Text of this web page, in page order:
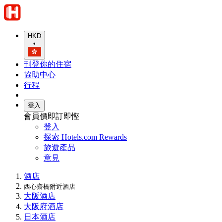
HKD
•
刊登你的住宿
協助中心
行程
登入
會員價即訂即慳
登入
探索 Hotels.com Rewards
旅遊產品
意見
酒店
西心齋橋附近酒店
大阪酒店
大阪府酒店
日本酒店